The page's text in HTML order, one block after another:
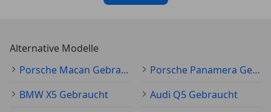
Alternative Modelle
Porsche Macan Gebraucht
Porsche Panamera Gebraucht
BMW X5 Gebraucht
Audi Q5 Gebraucht